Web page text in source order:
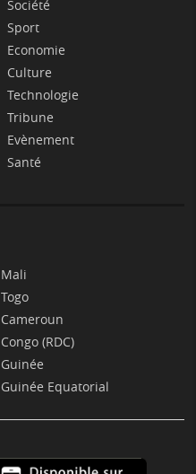
Société
Sport
Economie
Culture
Technologie
Tribune
Evènement
Santé
Mali
Togo
Cameroun
Congo (RDC)
Guinée
Guinée Equatorial